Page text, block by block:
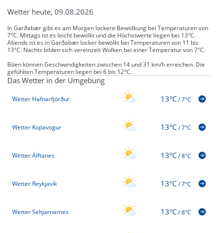
Wetter heute, 09.08.2026
In Garðabær gibt es am Morgen lockere Bewölkung bei Temperaturen von
7°C. Mittags ist es leicht bewölkt und die Höchstwerte liegen bei 13°C.
Abends ist es in Garðabær locker bewölkt bei Temperaturen von 11 bis
13°C. Nachts bilden sich vereinzelt Wolken bei einer Temperatur von 7°C.
Böen können Geschwindigkeiten zwischen 14 und 31 km/h erreichen. Die
gefühlten Temperaturen liegen bei 6 bis 12°C.
Das Wetter in der Umgebung
Wetter Hafnarfjörður 13°C/7°C
Wetter Kopavogur 13°C/7°C
Wetter Álftanes 13°C/8°C
Wetter Reykjavík 13°C/7°C
Wetter Seltjarnarnes 13°C/8°C